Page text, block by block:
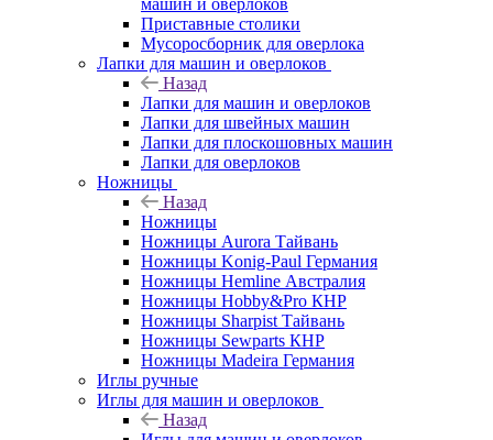
машин и оверлоков
Приставные столики
Мусоросборник для оверлока
Лапки для машин и оверлоков
Назад
Лапки для машин и оверлоков
Лапки для швейных машин
Лапки для плоскошовных машин
Лапки для оверлоков
Ножницы
Назад
Ножницы
Ножницы Aurora Тайвань
Ножницы Konig-Paul Германия
Ножницы Hemline Австралия
Ножницы Hobby&Pro КНР
Ножницы Sharpist Тайвань
Ножницы Sewparts КНР
Ножницы Madeira Германия
Иглы ручные
Иглы для машин и оверлоков
Назад